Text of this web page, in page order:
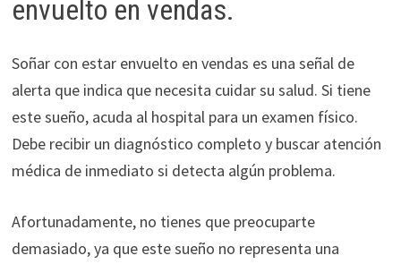
envuelto en vendas.
Soñar con estar envuelto en vendas es una señal de
alerta que indica que necesita cuidar su salud. Si tiene
este sueño, acuda al hospital para un examen físico.
Debe recibir un diagnóstico completo y buscar atención
médica de inmediato si detecta algún problema.
Afortunadamente, no tienes que preocuparte
demasiado, ya que este sueño no representa una